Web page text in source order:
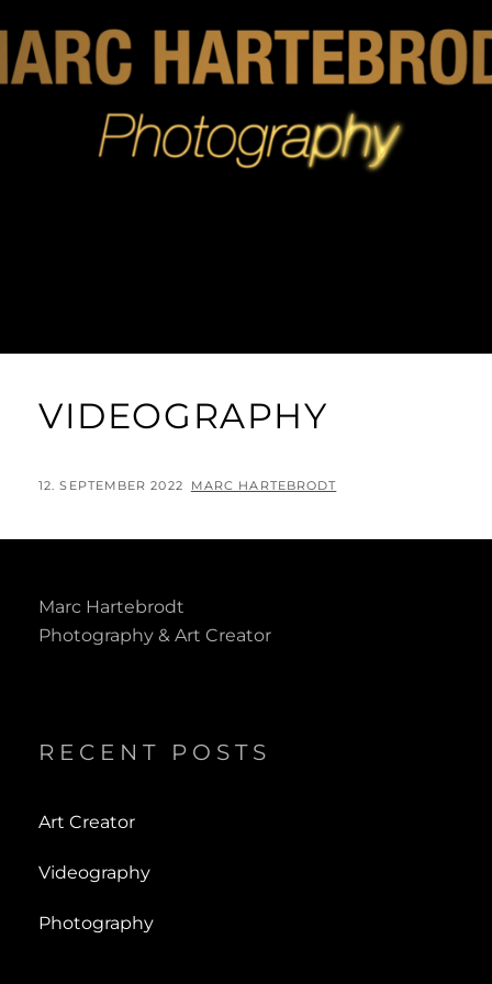
VIDEOGRAPHY
POSTED
12. SEPTEMBER 2022 BY
MARC HARTEBRODT
Marc Hartebrodt
Photography & Art Creator
RECENT POSTS
Art Creator
Videography
Photography